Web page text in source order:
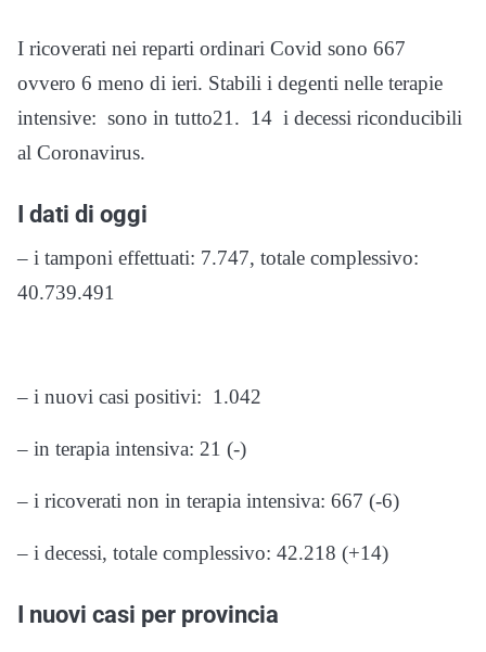
I ricoverati nei reparti ordinari Covid sono 667
ovvero 6 meno di ieri. Stabili i degenti nelle terapie
intensive: sono in tutto21. 14 i decessi riconducibili
al Coronavirus.
I dati di oggi
– i tamponi effettuati: 7.747, totale complessivo:
40.739.491
– i nuovi casi positivi: 1.042
– in terapia intensiva: 21 (-)
– i ricoverati non in terapia intensiva: 667 (-6)
– i decessi, totale complessivo: 42.218 (+14)
I nuovi casi per provincia